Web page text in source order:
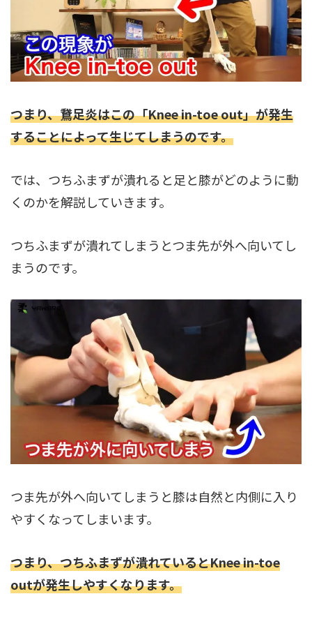
つまり、鵞足炎はこの「Knee in-toe out」が発生
することによって生じてしまうのです。
では、つちふまずが潰れると足と膝がどのように動
くのかを解説していきます。
つちふまずが潰れてしまうとつま先が外へ向いてし
まうのです。
つま先が外へ向いてしまうと膝は自然と内側に入り
やすくなってしまいます。
つまり、つちふまずが潰れているとKnee in-toe
outが発生しやすくなります。